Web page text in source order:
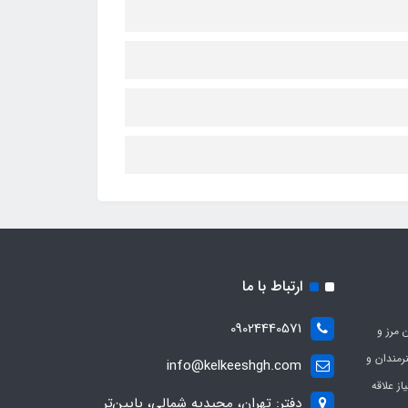
مرز و
هنرمندان و
علاقه
ارتباط با ما
09024440571
info@kelkeeshgh.com
دفتر: تهران، مجیدیه شمالی، پایین‌تر